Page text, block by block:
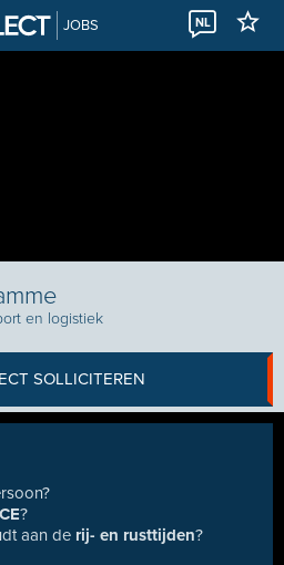
JOBS NL
en logistiek
SOLLICITEREN
?
aan de rij- en rusttijden?